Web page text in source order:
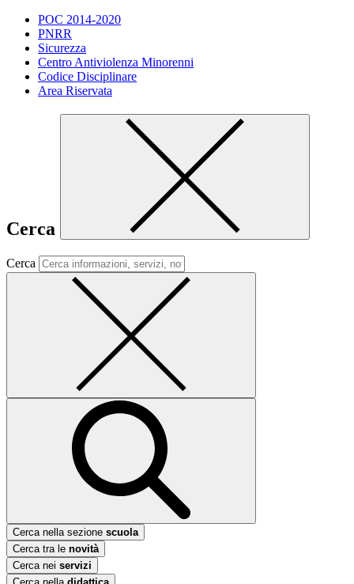
POC 2014-2020
PNRR
Sicurezza
Centro Antiviolenza Minorenni
Codice Disciplinare
Area Riservata
Cerca
Cerca
Cerca nella sezione scuola
Cerca tra le novità
Cerca nei servizi